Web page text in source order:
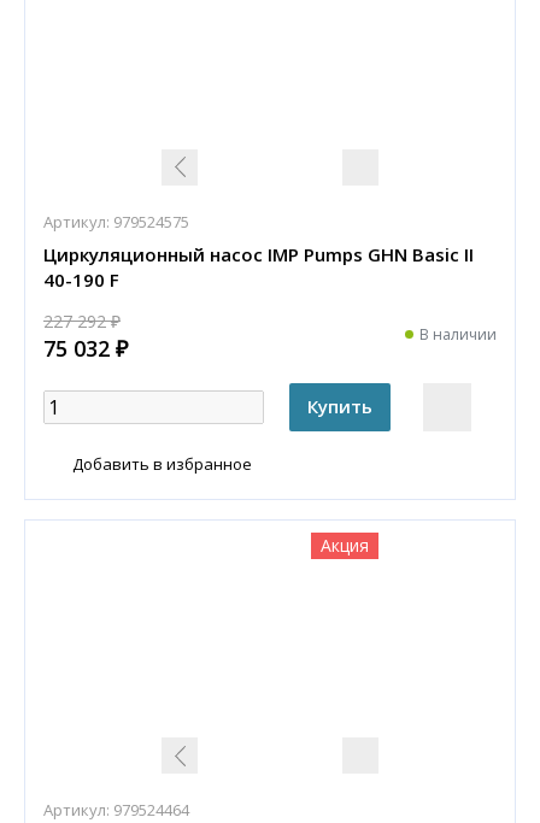
Артикул: 979524575
Циркуляционный насос IMP Pumps GHN Basic II
40-190 F
227 292 ₽
75 032 ₽ В наличии
Добавить в избранное
Акция
Артикул: 979524464